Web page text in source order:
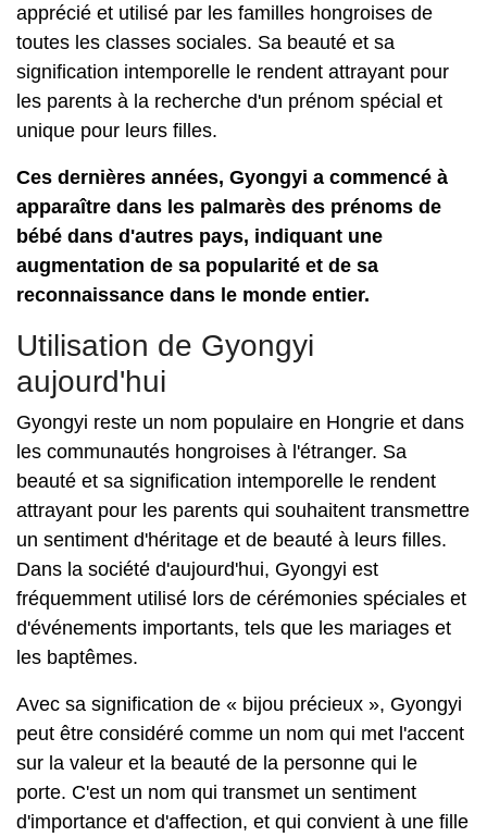
apprécié et utilisé par les familles hongroises de
toutes les classes sociales. Sa beauté et sa
signification intemporelle le rendent attrayant pour
les parents à la recherche d'un prénom spécial et
unique pour leurs filles.
Ces dernières années, Gyongyi a commencé à
apparaître dans les palmarès des prénoms de
bébé dans d'autres pays, indiquant une
augmentation de sa popularité et de sa
reconnaissance dans le monde entier.
Utilisation de Gyongyi
aujourd'hui
Gyongyi reste un nom populaire en Hongrie et dans
les communautés hongroises à l'étranger. Sa
beauté et sa signification intemporelle le rendent
attrayant pour les parents qui souhaitent transmettre
un sentiment d'héritage et de beauté à leurs filles.
Dans la société d'aujourd'hui, Gyongyi est
fréquemment utilisé lors de cérémonies spéciales et
d'événements importants, tels que les mariages et
les baptêmes.
Avec sa signification de « bijou précieux », Gyongyi
peut être considéré comme un nom qui met l'accent
sur la valeur et la beauté de la personne qui le
porte. C'est un nom qui transmet un sentiment
d'importance et d'affection, et qui convient à une fille